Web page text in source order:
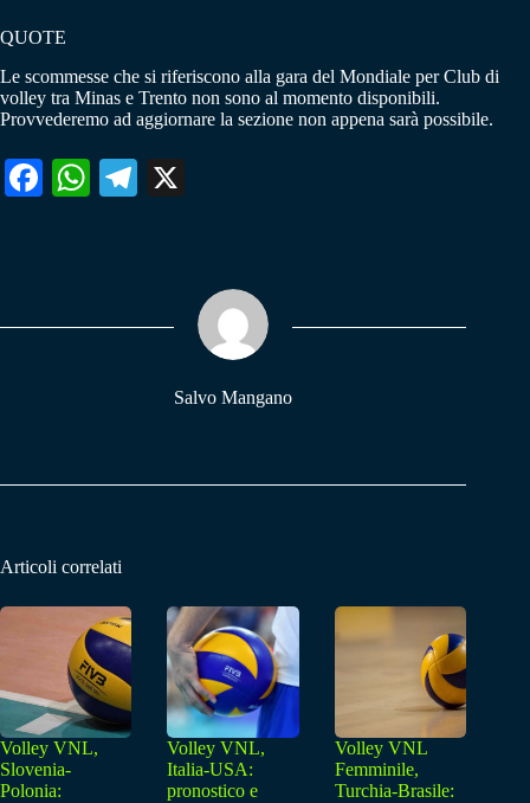
QUOTE
Le scommesse che si riferiscono alla gara del Mondiale per Club di
volley tra Minas e Trento non sono al momento disponibili.
Provvederemo ad aggiornare la sezione non appena sarà possibile.
Fa W
pp
Te
m
Salvo Mangano
Articoli correlati
Volley VNL,
Slovenia-
Polonia:
Volley VNL,
Italia-USA:
pronostico e
Volley VNL
Femminile,
Turchia-Brasile: